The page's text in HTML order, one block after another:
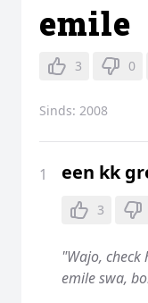
emile
3 0
Sinds: 2008
1 een kk
3
"Wajo, check
emile swa,